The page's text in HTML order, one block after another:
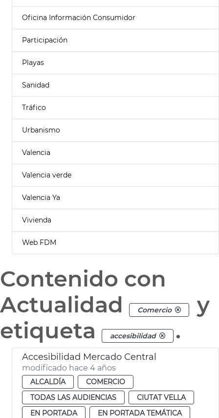
Oficina Información Consumidor
Participación
Playas
Sanidad
Tráfico
Urbanismo
Valencia
Valencia verde
Valencia Ya
Vivienda
Web FDM
Contenido con
Actualidad
Comercio
y
etiqueta
accesibilidad .
Accesibilidad Mercado Central
modificado hace 4 años
ALCALDÍA
COMERCIO
TODAS LAS AUDIENCIAS
CIUTAT VELLA
EN PORTADA
EN PORTADA TEMÁTICA